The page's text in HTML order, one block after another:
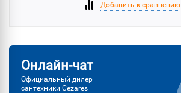
Добавить к сравнению
Онлайн-чат
Официальный дилер
сантехники Cezares